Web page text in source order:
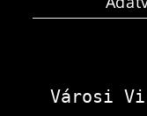
Városi